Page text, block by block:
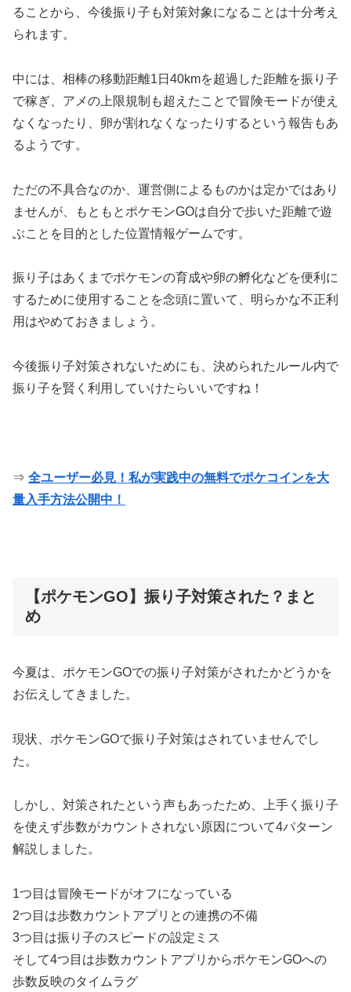
ることから、今後振り子も対策対象になることは十分考え
られます。
中には、相棒の移動距離1日40kmを超過した距離を振り子
で稼ぎ、アメの上限規制も超えたことで冒険モードが使え
なくなったり、卵が割れなくなったりするという報告もあ
るようです。
ただの不具合なのか、運営側によるものかは定かではあり
ませんが、もともとポケモンGOは自分で歩いた距離で遊
ぶことを目的とした位置情報ゲームです。
振り子はあくまでポケモンの育成や卵の孵化などを便利に
するために使用することを念頭に置いて、明らかな不正利
用はやめておきましょう。
今後振り子対策されないためにも、決められたルール内で
振り子を賢く利用していけたらいいですね！
⇒ 全ユーザー必見！私が実践中の無料でポケコインを大
量入手方法公開中！
【ポケモンGO】振り子対策された？まと
め
今夏は、ポケモンGOでの振り子対策がされたかどうかを
お伝えしてきました。
現状、ポケモンGOで振り子対策はされていませんでし
た。
しかし、対策されたという声もあったため、上手く振り子
を使えず歩数がカウントされない原因について4パターン
解説しました。
1つ目は冒険モードがオフになっている
2つ目は歩数カウントアプリとの連携の不備
3つ目は振り子のスピードの設定ミス
そして4つ目は歩数カウントアプリからポケモンGOへの
歩数反映のタイムラグ